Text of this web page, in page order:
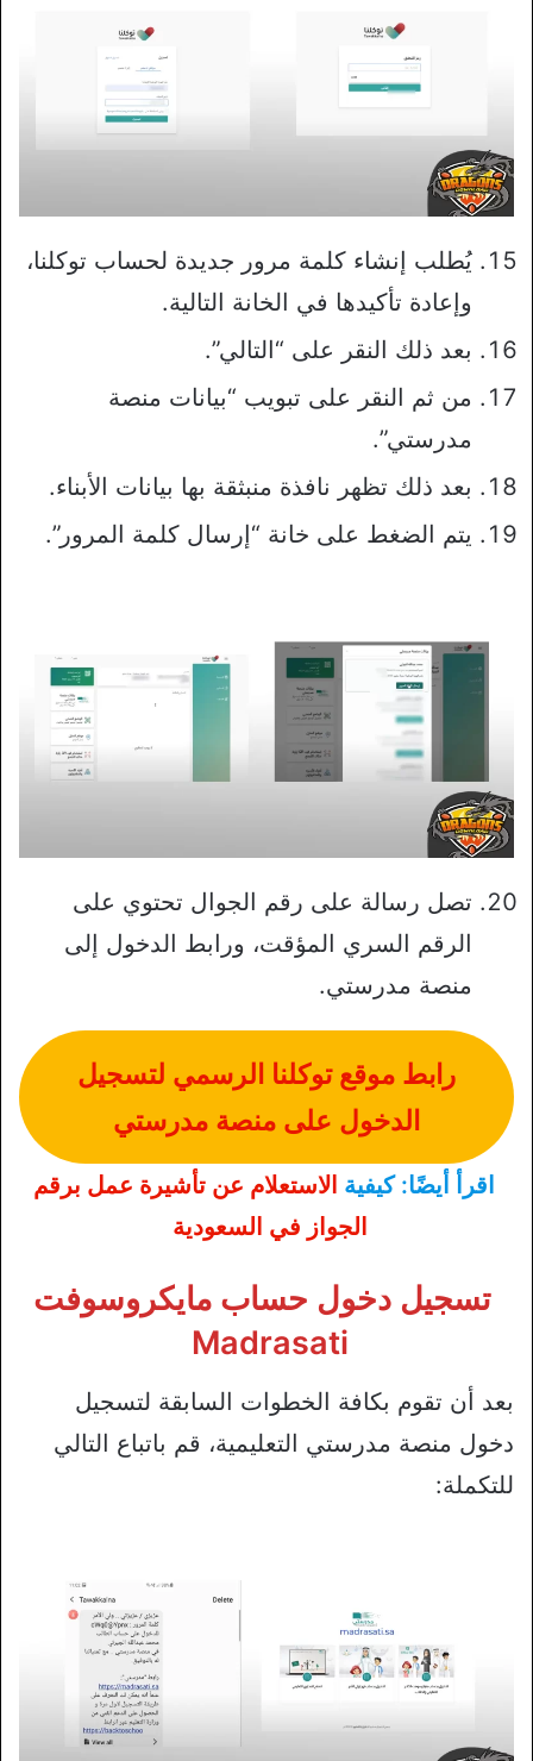
يُطلب إنشاء كلمة مرور جديدة لحساب توكلنا،
وإعادة تأكيدها في الخانة التالية.
بعد ذلك النقر على “التالي”.
من ثم النقر على تبويب “بيانات منصة
مدرستي”.
بعد ذلك تظهر نافذة منبثقة بها بيانات الأبناء.
يتم الضغط على خانة “إرسال كلمة المرور”.
تصل رسالة على رقم الجوال تحتوي على
الرقم السري المؤقت، ورابط الدخول إلى
منصة مدرستي.
رابط موقع توكلنا الرسمي لتسجيل
الدخول على منصة مدرستي
اقرأ أيضًا: كيفية الاستعلام عن تأشيرة عمل برقم
الجواز في السعودية
تسجيل دخول حساب مايكروسوفت
Madrasati
بعد أن تقوم بكافة الخطوات السابقة لتسجيل
دخول منصة مدرستي التعليمية، قم باتباع التالي
للتكملة: